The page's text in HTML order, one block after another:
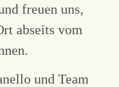
freuen uns,
abseits vom
und Team